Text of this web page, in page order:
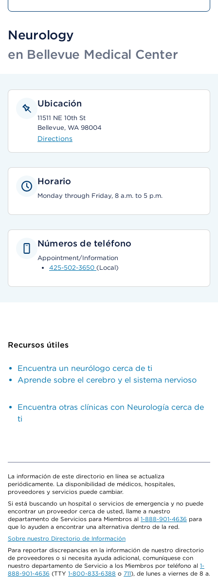
Neurology
en Bellevue Medical Center
Ubicación
11511 NE 10th St
Bellevue, WA 98004
Directions
Horario
Monday through Friday, 8 a.m. to 5 p.m.
Números de teléfono
Appointment/Information
425-502-3650 (Local)
Recursos útiles
Encuentra un neurólogo cerca de ti
Aprende sobre el cerebro y el sistema nervioso
Encuentra otras clínicas con Neurología cerca de
ti
La información de este directorio en línea se actualiza
periódicamente. La disponibilidad de médicos, hospitales,
proveedores y servicios puede cambiar.
Si está buscando un hospital o servicios de emergencia y no puede
encontrar un proveedor cerca de usted, llame a nuestro
departamento de Servicios para Miembros al 1-888-901-4636 para
que lo ayuden a encontrar una alternativa dentro de la red.
Sobre nuestro Directorio de Información
Para reportar discrepancias en la información de nuestro directorio
de proveedores o si necesita ayuda adicional, comuníquese con
nuestro departamento de Servicio a los Miembros por teléfono al 1-
888-901-4636 (TTY 1-800-833-6388 o 711), de lunes a viernes de 8 a.